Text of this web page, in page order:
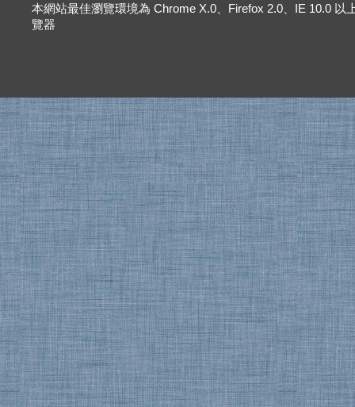
本網站最佳瀏覽環境為 Chrome X.0、Firefox 2.0、IE 10.0 以
覽器